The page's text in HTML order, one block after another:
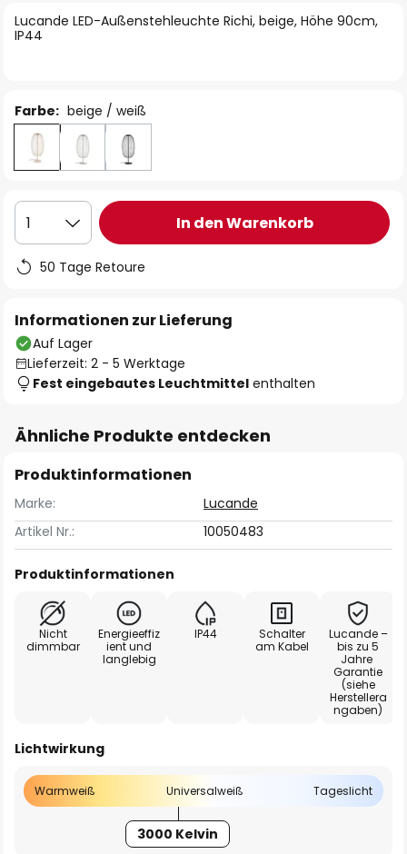
Lucande LED-Außenstehleuchte Richi, beige, Höhe 90cm,
IP44
Farbe: beige / weiß
1 In den Warenkorb
50 Tage Retoure
Informationen zur Lieferung
Auf Lager
Lieferzeit: 2 - 5 Werktage
Fest eingebautes Leuchtmittel enthalten
Ähnliche Produkte entdecken
Produktinformationen
Marke:
Lucande
Artikel Nr.:
10050483
Produktinformationen
Nicht
dimmbar
Energieeffiz
ient und
langlebig
IP44
Schalter
am Kabel
Lucande –
bis zu 5
Jahre
Garantie
(siehe
Herstellera
ngaben)
Lichtwirkung
Warmweiß Universalweiß Tageslicht
3000 Kelvin